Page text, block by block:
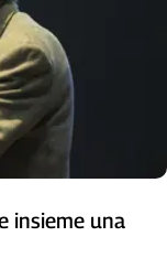
insieme una